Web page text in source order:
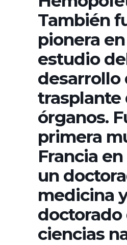
También
pionera
estudio
desarrollo
trasplante
órganos.
primera
Francia
un
medicina
doctorado
ciencias